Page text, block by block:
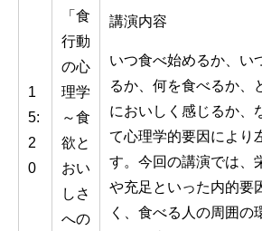
1
5:
2
0
「食
行動
の心
理学
～食
欲と
おい
しさ
への
講演内容
いつ食べ始めるか、い
るか、何を食べるか、
においしく感じるか、
て心理学的要因により
す。今回の講演では、
や充足といった内的要
く、食べる人の周囲の